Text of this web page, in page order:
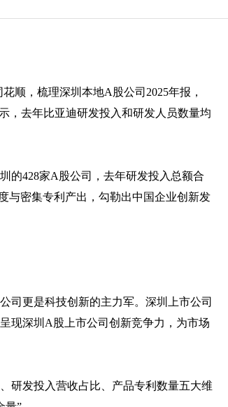
顺，梳理深圳本地A股公司2025年报，
，去年比亚迪研发投入和研发人员数量均
的428家A股公司，去年研发投入总额合
与密集专利产出，勾勒出中国企业创新发
司更是科技创新的主力军。深圳上市公司
现深圳A股上市公司创新竞争力，为市场
研发投入营收占比、产品专利数量五大维